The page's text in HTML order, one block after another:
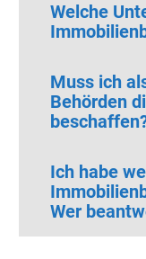
Welche
Muss ich
Behörden
Ich habe
Wer